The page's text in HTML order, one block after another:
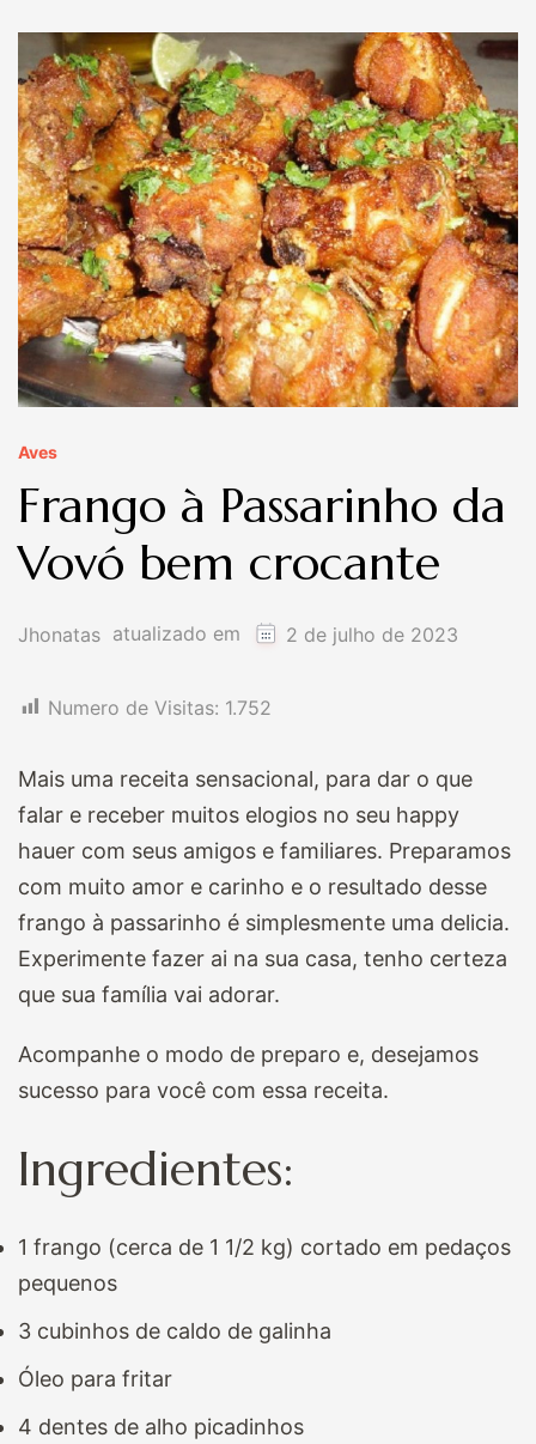
Aves
Frango à Passarinho da
Vovó bem crocante
Jhonatas atualizado em 2 de julho de 2023
Numero de Visitas: 1.752
Mais uma receita sensacional, para dar o que
falar e receber muitos elogios no seu happy
hauer com seus amigos e familiares. Preparamos
com muito amor e carinho e o resultado desse
frango à passarinho é simplesmente uma delicia.
Experimente fazer ai na sua casa, tenho certeza
que sua família vai adorar.
Acompanhe o modo de preparo e, desejamos
sucesso para você com essa receita.
Ingredientes:
1 frango (cerca de 1 1/2 kg) cortado em pedaços
pequenos
3 cubinhos de caldo de galinha
Óleo para fritar
4 dentes de alho picadinhos